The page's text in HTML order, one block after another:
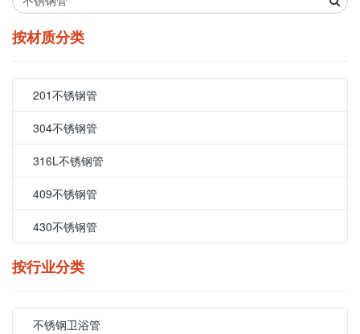
按材质分类
201不锈钢管
304不锈钢管
316L不锈钢管
409不锈钢管
430不锈钢管
按行业分类
不锈钢卫浴管